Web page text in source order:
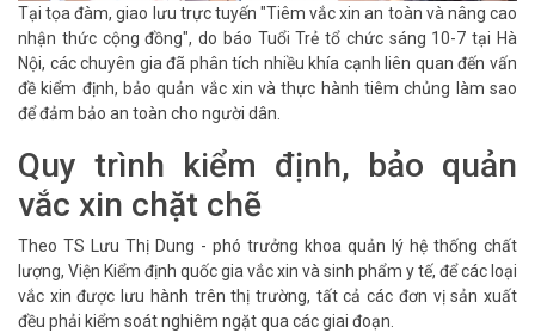
Tại tọa đàm, giao lưu trực tuyến "Tiêm vắc xin an toàn và nâng cao
nhận thức cộng đồng", do báo Tuổi Trẻ tổ chức sáng 10-7 tại Hà
Nội, các chuyên gia đã phân tích nhiều khía cạnh liên quan đến vấn
đề kiểm định, bảo quản vắc xin và thực hành tiêm chủng làm sao
để đảm bảo an toàn cho người dân.
Quy trình kiểm định, bảo quản
vắc xin chặt chẽ
Theo TS Lưu Thị Dung - phó trưởng khoa quản lý hệ thống chất
lượng, Viện Kiểm định quốc gia vắc xin và sinh phẩm y tế, để các loại
vắc xin được lưu hành trên thị trường, tất cả các đơn vị sản xuất
đều phải kiểm soát nghiêm ngặt qua các giai đoạn.